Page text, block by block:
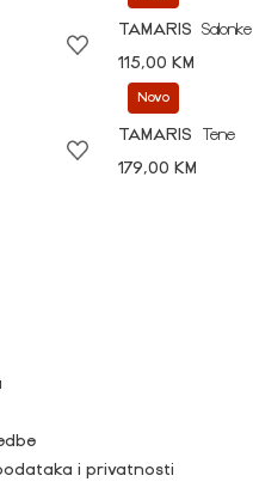
TAMARIS
Salonke
115,00 KM
Novo
TAMARIS
Tene
179,00 KM
i privatnosti